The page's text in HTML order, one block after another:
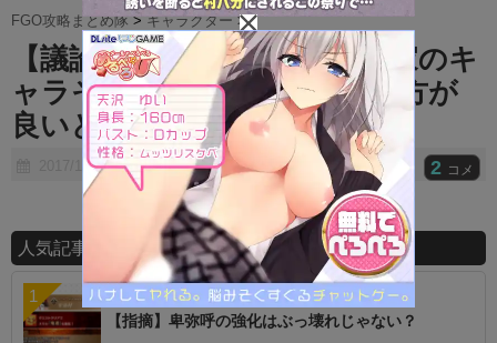
u
t
e
FGO攻略まとめ隊 >キャラクター >
【議論】疑似鯖出す位なら本家のキ
ャラそのままで出してくれた方が
良いと思うんだけど…
2017/11/28 2 コメ
人気記事ランキング
【指摘】卑弥呼の強化はぶっ壊れじゃない？